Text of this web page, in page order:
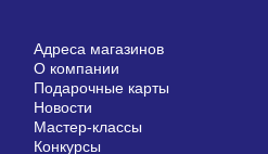
Адреса магазинов
О компании
Подарочные карты
Новости
Мастер-классы
Конкурсы